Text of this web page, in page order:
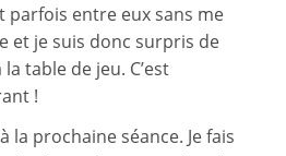
parfois entre eux sans me
et je suis donc surpris de
table de jeu. C’est
!
la prochaine séance. Je fais